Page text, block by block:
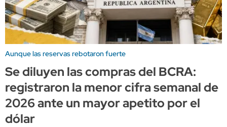
Aunque las reservas rebotaron fuerte
Se diluyen las compras del BCRA:
registraron la menor cifra semanal de
2026 ante un mayor apetito por el
dólar